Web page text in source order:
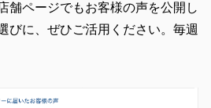
舗ページでもお客様の声を公開し
びに、ぜひご活用ください。毎週